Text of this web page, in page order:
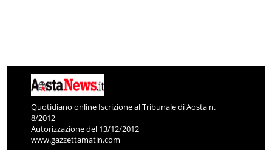
Quotidiano online Iscrizione al Tribunale di Aosta n.
8/2012
Autorizzazione del 13/12/2012
www.gazzettamatin.com